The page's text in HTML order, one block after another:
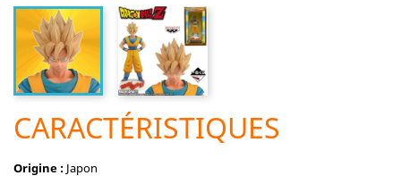
CARACTÉRISTIQUES
Origine : Japon